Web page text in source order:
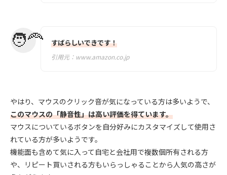
すばらしいできです！
引用元： www.amazon.co.jp
やはり、マウスのクリック音が気になっている方は多いようで、
このマウスの「静音性」は高い評価を得ています。
マウスについているボタンを自分好みにカスタマイズして使用さ
れている方が多いようです。
機能面も含めて気に入って自宅と会社用で複数個所有される方
や、リピート買いされる方もいらっしゃることから人気の高さが